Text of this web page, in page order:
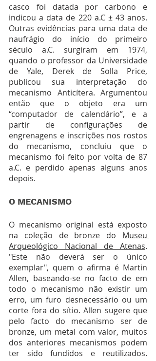
casco foi datada por carbono e
indicou a data de 220 a.C ± 43 anos.
Outras evidências para uma data de
naufrágio do início do primeiro
século a.C. surgiram em 1974,
quando o professor da Universidade
de Yale, Derek de Solla Price,
publicou sua interpretação do
mecanismo Anticítera. Argumentou
então que o objeto era um
“computador de calendário”, e a
partir de configurações de
engrenagens e inscrições nos rostos
do mecanismo, concluiu que o
mecanismo foi feito por volta de 87
a.C. e perdido apenas alguns anos
depois.
O MECANISMO
O mecanismo original está exposto
na coleção de bronze do Museu
Arqueológico Nacional de Atenas.
"Este não deverá ser o único
exemplar", quem o afirma é Martin
Allen, baseando-se no facto de em
todo o mecanismo não existir um
erro, um furo desnecessário ou um
corte fora do sítio. Allen sugere que
pelo facto do mecanismo ser de
bronze, um metal com valor, muitos
dos anteriores mecanismos podem
ter sido fundidos e reutilizados.